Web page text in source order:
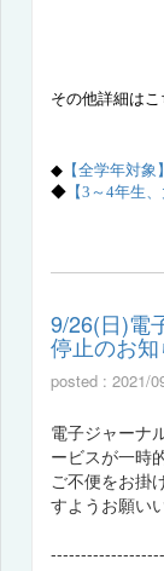
その他詳細はこ
◆ 【全学年対
◆ 【3～4年生
9/26(日)電
停止のお
posted : 2021/
電子ジャーナ
ービスが一時
ご不便をお掛
すようお願い